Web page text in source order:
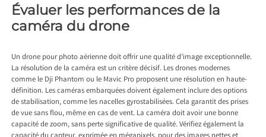
Évaluer les performances de la
caméra du drone
Un drone pour photo aérienne doit offrir une qualité d’image exceptionnelle.
La résolution de la caméra est un critère décisif. Les drones modernes
comme le Dji Phantom ou le Mavic Pro proposent une résolution en haute-
définition. Les caméras embarquées doivent également inclure des options
de stabilisation, comme les nacelles gyrostabilisées. Cela garantit des prises
de vue sans flou, même en cas de vent. La caméra doit avoir une bonne
capacité de zoom, sans perte significative de qualité. Vérifiez également la